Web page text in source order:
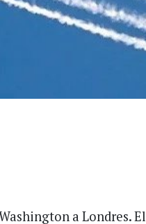
a Londres. El